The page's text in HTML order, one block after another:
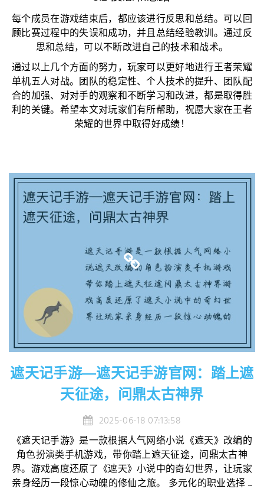
每个成员在游戏结束后，都应该进行反思和总结。可以回
顾比赛过程中的失误和成功，并且总结经验教训。通过反
思和总结，可以不断改进自己的技术和战术。
通过以上几个方面的努力，玩家可以更好地进行王者荣耀
单机五人对战。团队的稳定性、个人技术的提升、团队配
合的加强、对对手的观察和不断学习和改进，都是取得胜
利的关键。希望本文对玩家们有所帮助，祝愿大家在王者
荣耀的世界中取得好成绩！
遮天记手游—遮天记手游官网：踏上遮
天征途，问鼎太古神界
2025-06-18 07:13:58
《遮天记手游》是一款根据人气网络小说《遮天》改编的
角色扮演类手机游戏，带你踏上遮天征途，问鼎太古神
界。游戏高度还原了《遮天》小说中的奇幻世界，让玩家
亲身经历一段惊心动魄的修仙之旅。 多元化的职业选择 ...